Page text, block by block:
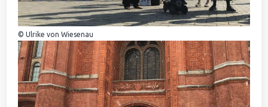
© Ulrike von Wiesenau